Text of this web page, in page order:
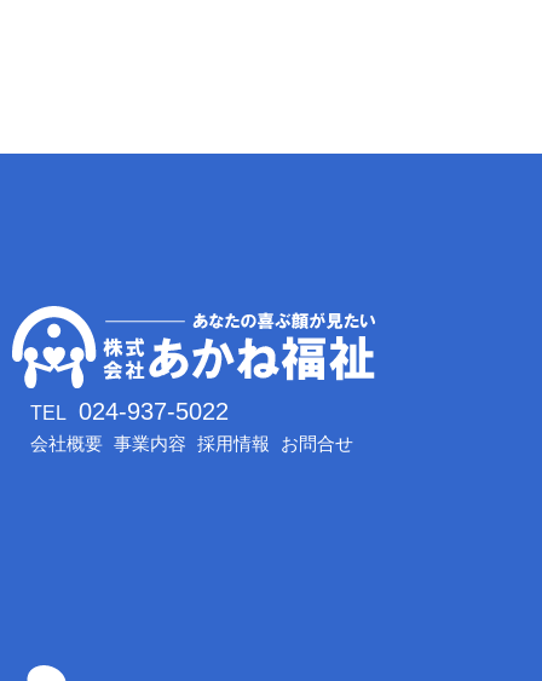
TEL 024-937-5022
会社概要 事業内容 採用情報 お問合せ